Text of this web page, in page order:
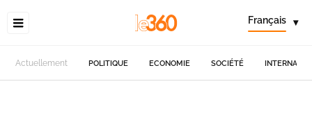
Français ▾
Actuellement POLITIQUE ECONOMIE SOCIÉTÉ